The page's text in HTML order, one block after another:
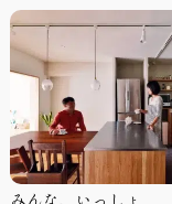
みんな、いっしょ